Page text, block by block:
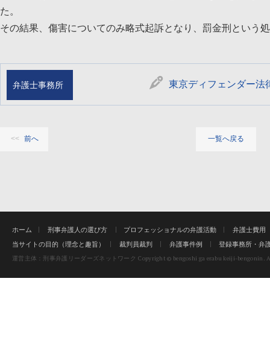
た。
その結果、傷害についてのみ略式起訴となり、罰金刑という
弁護士事務所 東京ディフェンダー法
前へ 一覧へ戻る
ホーム 刑事弁護人の選び方 プロフェッショナルの弁護活動
弁護士費用
当サイトの目的（理念と趣旨）
裁判員裁判 弁護事件例 登録事務所・弁
運営主体：刑事弁護リーダーズネットワークCopyright © bengoshi ga erabu keiji-bengonin.